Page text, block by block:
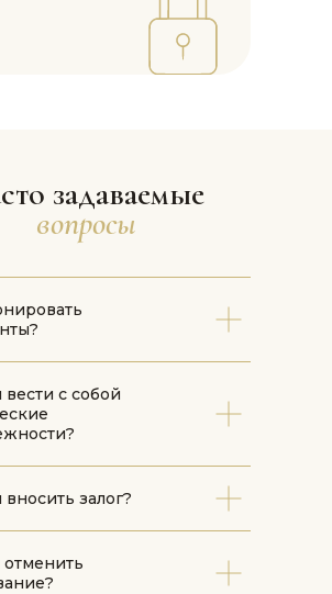
задаваемые
вопросы
с собой
залог?